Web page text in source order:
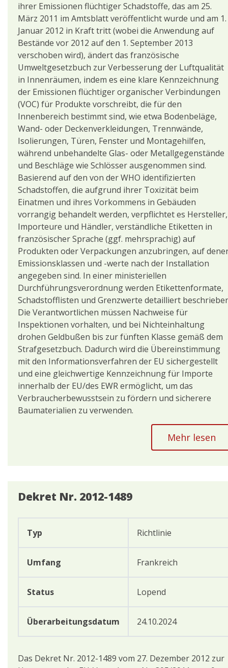
ihrer Emissionen flüchtiger Schadstoffe, das am 25.
März 2011 im Amtsblatt veröffentlicht wurde und am 1.
Januar 2012 in Kraft tritt (wobei die Anwendung auf
Bestände vor 2012 auf den 1. September 2013
verschoben wird), ändert das französische
Umweltgesetzbuch zur Verbesserung der Luftqualität
in Innenräumen, indem es eine klare Kennzeichnung
der Emissionen flüchtiger organischer Verbindungen
(VOC) für Produkte vorschreibt, die für den
Innenbereich bestimmt sind, wie etwa Bodenbeläge,
Wand- oder Deckenverkleidungen, Trennwände,
Isolierungen, Türen, Fenster und Montagehilfen,
während unbehandelte Glas- oder Metallgegenstände
und Beschläge wie Schlösser ausgenommen sind.
Basierend auf den von der WHO identifizierten
Schadstoffen, die aufgrund ihrer Toxizität beim
Einatmen und ihres Vorkommens in Gebäuden
vorrangig behandelt werden, verpflichtet es Hersteller,
Importeure und Händler, verständliche Etiketten in
französischer Sprache (ggf. mehrsprachig) auf
Produkten oder Verpackungen anzubringen, auf
Emissionsklassen und -werte nach der Installation
angegeben sind. In einer ministeriellen
Durchführungsverordnung werden Etikettenformate,
Schadstofflisten und Grenzwerte detailliert
Die Verantwortlichen müssen Nachweise für
Inspektionen vorhalten, und bei Nichteinhaltung
drohen Geldbußen bis zur fünften Klasse gemäß dem
Strafgesetzbuch. Dadurch wird die Übereinstimmung
mit den Informationsverfahren der EU sichergestellt
und eine gleichwertige Kennzeichnung für Importe
innerhalb der EU/des EWR ermöglicht, um das
Verbraucherbewusstsein zu fördern und sicherere
Baumaterialien zu verwenden.
Mehr lesen
Dekret Nr. 2012-1489
Typ
Umfang
Status
Überarbeitungsdatum
Richtlinie
Frankreich
Lopend
24.10.2024
Das Dekret Nr. 2012-1489 vom 27. Dezember 2012 zur